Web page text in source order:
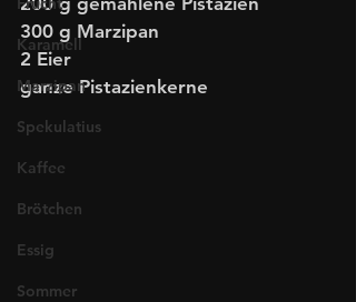
Karamell
Marzipan
Spekulatius
Kaffee
Brötchen
Essig
Sommer
300 g Marzipan
2 Eier
ganze Pistazienkerne